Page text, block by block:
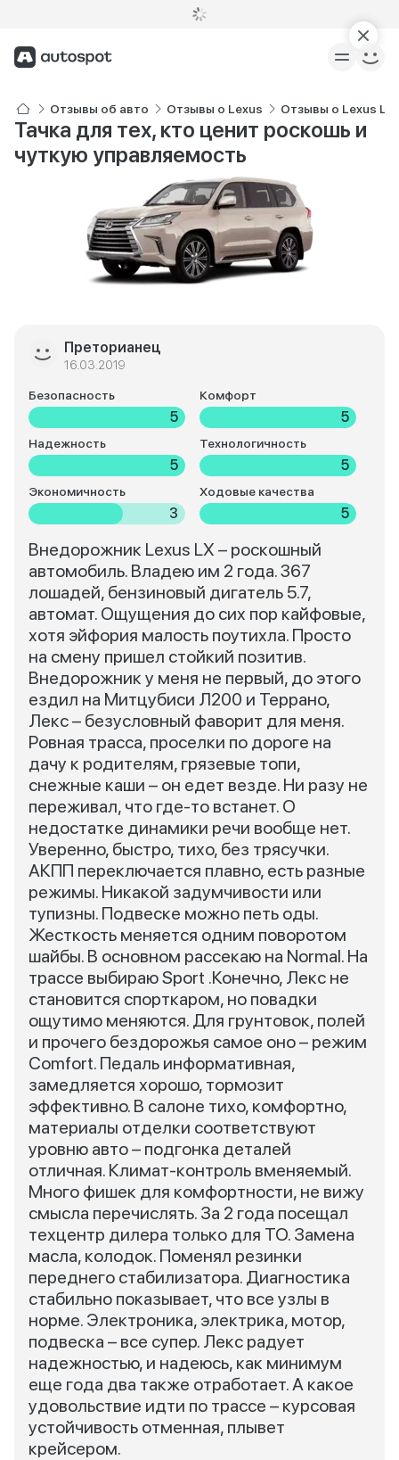
Отзывы об авто Отзывы о Lexus Отзывы о Lexus LX
Тачка для тех, кто ценит роскошь и
чуткую управляемость
Преторианец
16.03.2019
Безопасность
5
Комфорт
5
Надежность
5
Технологичность
5
Экономичность
3
Ходовые качества
5
Внедорожник Lexus LX – роскошный
автомобиль. Владею им 2 года. 367
лошадей, бензиновый дигатель 5.7,
автомат. Ощущения до сих пор кайфовые,
хотя эйфория малость поутихла. Просто
на смену пришел стойкий позитив.
Внедорожник у меня не первый, до этого
ездил на Митцубиси Л200 и Террано,
Лекс – безусловный фаворит для меня.
Ровная трасса, проселки по дороге на
дачу к родителям, грязевые топи,
снежные каши – он едет везде. Ни разу не
переживал, что где-то встанет. О
недостатке динамики речи вообще нет.
Уверенно, быстро, тихо, без трясучки.
АКПП переключается плавно, есть разные
режимы. Никакой задумчивости или
тупизны. Подвеске можно петь оды.
Жесткость меняется одним поворотом
шайбы. В основном рассекаю на Normal. На
трассе выбираю Sport .Конечно, Лекс не
становится спорткаром, но повадки
ощутимо меняются. Для грунтовок, полей
и прочего бездорожья самое оно – режим
Comfort. Педаль информативная,
замедляется хорошо, тормозит
эффективно. В салоне тихо, комфортно,
материалы отделки соответствуют
уровню авто – подгонка деталей
отличная. Климат-контроль вменяемый.
Много фишек для комфортности, не вижу
смысла перечислять. За 2 года посещал
техцентр дилера только для ТО. Замена
масла, колодок. Поменял резинки
переднего стабилизатора. Диагностика
стабильно показывает, что все узлы в
норме. Электроника, электрика, мотор,
подвеска – все супер. Лекс радует
надежностью, и надеюсь, как минимум
еще года два также отработает. А какое
удовольствие идти по трассе – курсовая
устойчивость отменная, плывет
крейсером.